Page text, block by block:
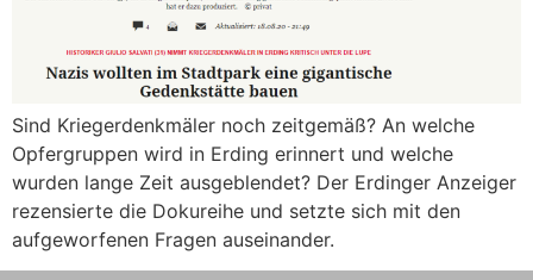
Sind Kriegerdenkmäler noch zeitgemäß? An welche
Opfergruppen wird in Erding erinnert und welche
wurden lange Zeit ausgeblendet? Der Erdinger Anzeiger
rezensierte die Dokureihe und setzte sich mit den
aufgeworfenen Fragen auseinander.